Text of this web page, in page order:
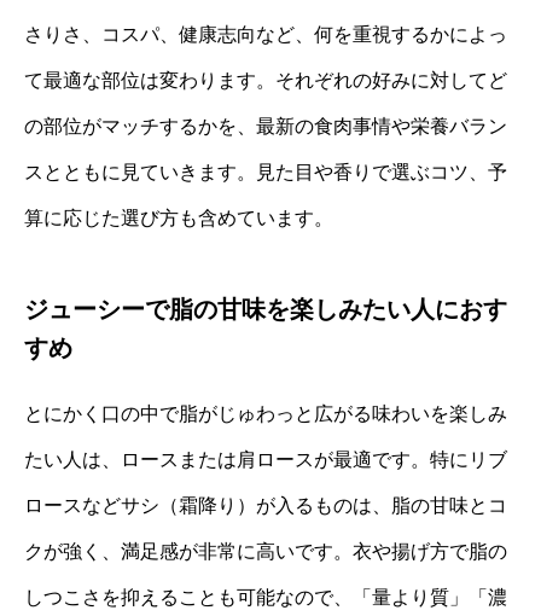
さりさ、コスパ、健康志向など、何を重視するかによっ
て最適な部位は変わります。それぞれの好みに対してど
の部位がマッチするかを、最新の食肉事情や栄養バラン
スとともに見ていきます。見た目や香りで選ぶコツ、予
算に応じた選び方も含めています。
ジューシーで脂の甘味を楽しみたい人におす
すめ
とにかく口の中で脂がじゅわっと広がる味わいを楽しみ
たい人は、ロースまたは肩ロースが最適です。特にリブ
ロースなどサシ（霜降り）が入るものは、脂の甘味とコ
クが強く、満足感が非常に高いです。衣や揚げ方で脂の
しつこさを抑えることも可能なので、「量より質」「濃